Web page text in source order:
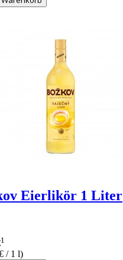
Eierlikör 1 Liter
1
/ 1 l)